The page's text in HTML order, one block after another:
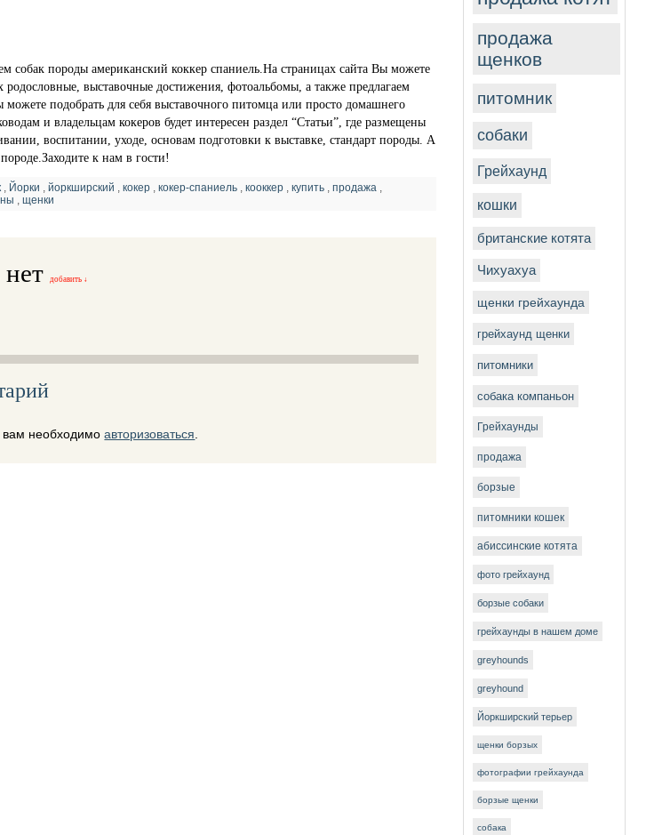
продажа
щенков
питомник
собаки
Грейхаунд
кошки
британские котята
Чихуахуа
щенки грейхаунда
грейхаунд щенки
питомники
собака компаньон
Грейхаунды
продажа
борзые
питомники кошек
абиссинские котята
фото грейхаунд
борзые собаки
грейхаунды в нашем доме
greyhounds
greyhound
Йоркширский терьер
щенки борзых
фотографии грейхаунда
борзые щенки
собака
собак породы американский коккер спаниель.На страницах сайта Вы можете
родословные, выставочные достижения, фотоальбомы, а также предлагаем
подобрать для себя выставочного питомца или просто домашнего
и владельцам кокеров будет интересен раздел “Статьи”, где размещены
воспитании, уходе, основам подготовки к выставке, стандарт породы. А
Заходите к нам в гости!
, Йорки ,йоркширский ,кокер ,кокер-спаниель ,кооккер ,купить ,продажа ,
,щенки
нетдобавить ↓
вам необходимоавторизоваться.